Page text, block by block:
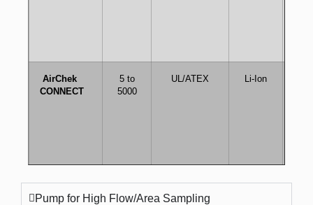
AirChek
CONNECT
5 to
5000
UL/ATEX Li-Ion
Pump for High Flow/Area Sampling